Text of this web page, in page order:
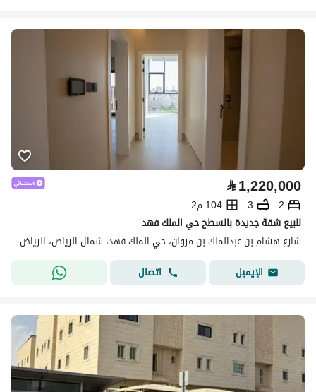
⃁1,220,000
2
3
104 م2
للبيع شقة جديدة بالسطح حي الملك فهد
شارع هشام بن عبدالملك بن مروان، حي الملك فهد، شمال الرياض، الرياض
الإيميل
اتصال